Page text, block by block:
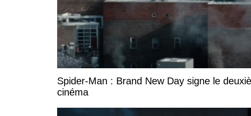
Spider-Man : Brand New Day signe le
cinéma